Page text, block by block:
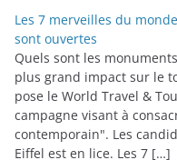
Les 7 merveilles du
sont ouvertes
Quels sont les
plus grand impact sur le
pose le World Travel &
campagne visant à
contemporain". Les
Eiffel est en lice. Les 7 […]